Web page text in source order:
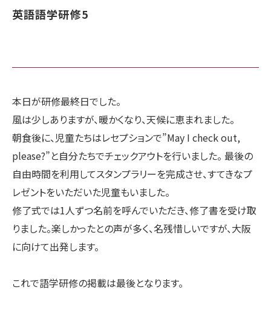
英語語学研修5
本日が研修最終日でした。
風は少しありますが、暖かくなり、天候に恵まれました。
朝食後に、児童たちはレセプションで”May I check out,
please?”と自分たちでチェックアウトを行いました。 最後の
自由時間を利用してスタンプラリーを完成させ、すてきなプ
レゼントをいただいた児童もいました。
修了式では1人ずつ名前を呼んでいただき、修了書を受け取
りました。楽しかったとの声が多く、名残惜しいですが、大阪
に向けて出発します。
これで語学研修の掲載は最後となります。